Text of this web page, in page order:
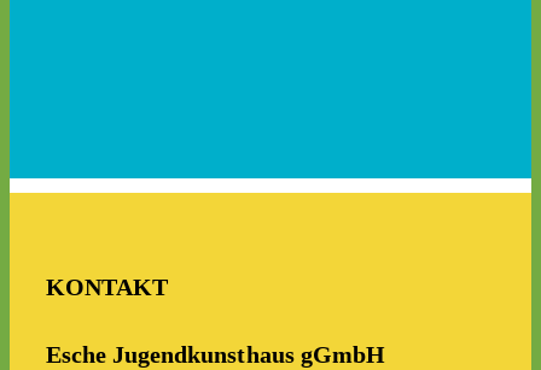
KONTAKT
Esche Jugendkunsthaus gGmbH